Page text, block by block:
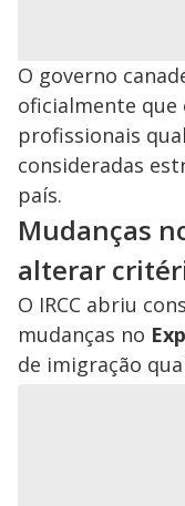
O governo
oficialmente
profissionais
consideradas
país.
Mudanças
alterar
O IRCC abriu
mudanças no
de imigração